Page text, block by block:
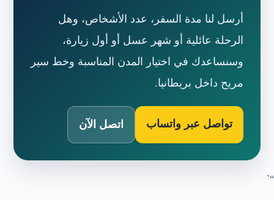
أرسل لنا مدة السفر، عدد الأشخاص، وهل
الرحلة عائلية أو شهر عسل أو أول زيارة،
وسنساعدك في اختيار المدن المناسبة وخط سير
مريح داخل بريطانيا.
تواصل عبر واتساب اتصل الآن
“`